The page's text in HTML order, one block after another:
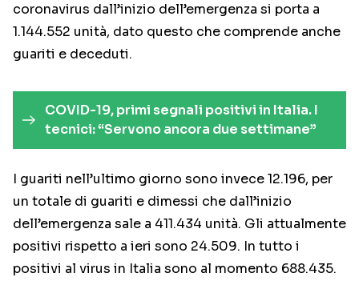
coronavirus dall’inizio dell’emergenza si porta a
1.144.552 unità, dato questo che comprende anche
guariti e deceduti.
COVID-19, primi segnali positivi in Italia. I
tecnici: “Servono ancora due settimane”
I guariti nell’ultimo giorno sono invece 12.196, per
un totale di guariti e dimessi che dall’inizio
dell’emergenza sale a 411.434 unità. Gli attualmente
positivi rispetto a ieri sono 24.509. In tutto i
positivi al virus in Italia sono al momento 688.435.